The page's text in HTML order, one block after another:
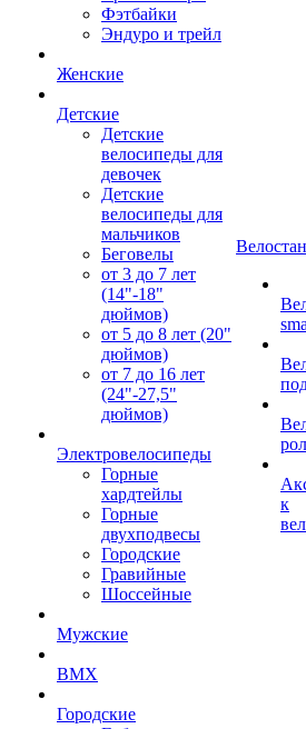
Фэтбайки
Эндуро и трейл
Женские
Детские
Детские
велосипеды для
девочек
Детские
велосипеды для
мальчиков
Беговелы
от 3 до 7 лет
(14"-18"
дюймов)
от 5 до 8 лет (20"
дюймов)
от 7 до 16 лет
(24"-27,5"
дюймов)
Электровелосипеды
Горные
хардтейлы
Горные
двухподвесы
Городские
Гравийные
Шоссейные
Мужские
BMX
Городские
к